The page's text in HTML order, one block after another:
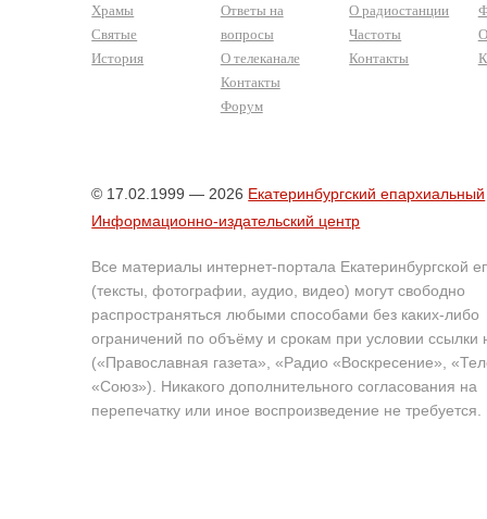
Храмы
Святые
История
Ответы на
вопросы
О телеканале
Контакты
Форум
О радиостанции
Частоты
Контакты
© 17.02.1999 — 2026 Екатеринбургский епархиальный
Информационно-издательский центр
Все материалы интернет-портала Екатеринбургской
(тексты, фотографии, аудио, видео) могут свободно
распространяться любыми способами без каких-либо
ограничений по объёму и срокам при условии ссылки
(«Православная газета», «Радио «Воскресение»,
«Союз»). Никакого дополнительного согласования на
перепечатку или иное воспроизведение не требуется.